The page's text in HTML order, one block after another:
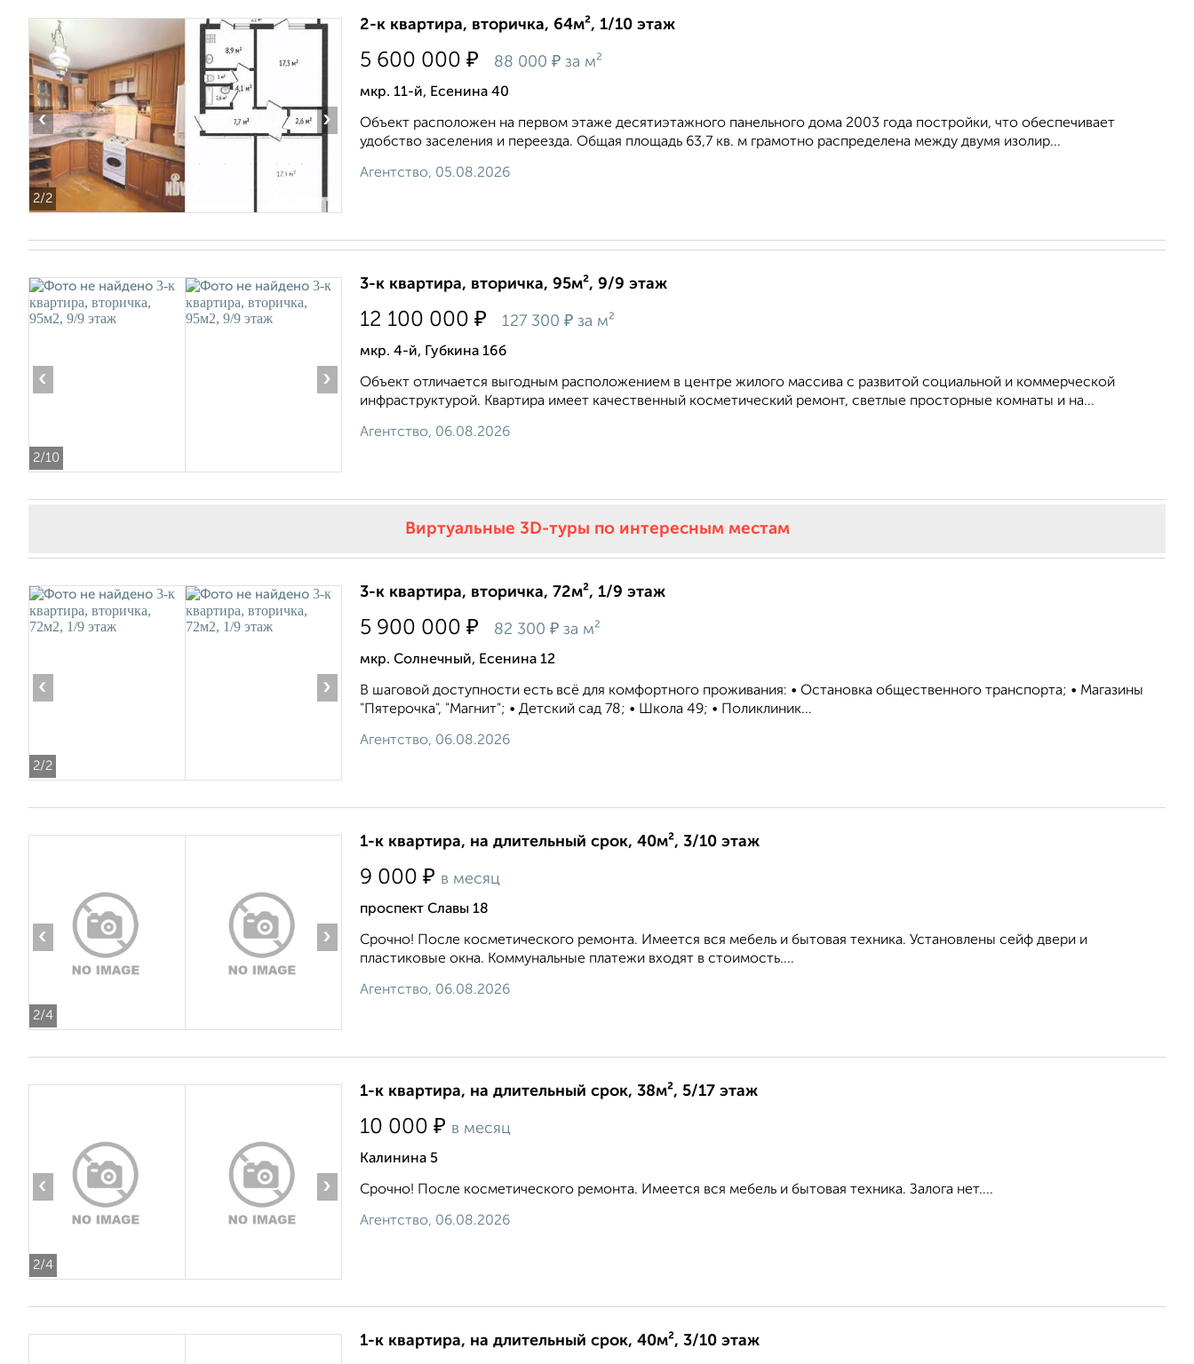
2/2
‹ ›
2-к квартира, вторичка, 64м², 1/10 этаж
5 600 000 ₽ 88 000 ₽ за м²
мкр. 11-й, Есенина 40
Объект расположен на первом этаже десятиэтажного панельного дома 2003 года постройки, что обеспечивает
удобство заселения и переезда. Общая площадь 63,7 кв. м грамотно распределена между двумя изолир...
Агентство, 05.08.2026
2/10
‹ ›
3-к квартира, вторичка, 95м², 9/9 этаж
12 100 000 ₽ 127 300 ₽ за м²
мкр. 4-й, Губкина 16б
Объект отличается выгодным расположением в центре жилого массива с развитой социальной и коммерческой
инфраструктурой. Квартира имеет качественный косметический ремонт, светлые просторные комнаты и на...
Агентство, 06.08.2026
Виртуальные 3D-туры по интересным местам
2/2
‹ ›
3-к квартира, вторичка, 72м², 1/9 этаж
5 900 000 ₽ 82 300 ₽ за м²
мкр. Солнечный, Есенина 12
В шаговой доступности есть всё для комфортного проживания: • Остановка общественного транспорта; • Магазины
"Пятерочка", "Магнит"; • Детский сад 78; • Школа 49; • Поликлиник...
Агентство, 06.08.2026
2/4
‹ ›
1-к квартира, на длительный срок, 40м², 3/10 этаж
9 000 ₽ в месяц
проспект Славы 18
Срочно! После косметического ремонта. Имеется вся мебель и бытовая техника. Установлены сейф двери и
пластиковые окна. Коммунальные платежи входят в стоимость....
Агентство, 06.08.2026
2/4
‹ ›
1-к квартира, на длительный срок, 38м², 5/17 этаж
10 000 ₽ в месяц
Калинина 5
Срочно! После косметического ремонта. Имеется вся мебель и бытовая техника. Залога нет....
Агентство, 06.08.2026
1-к квартира, на длительный срок, 40м², 3/10 этаж